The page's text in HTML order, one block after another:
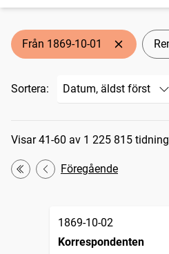
Från 1869-10-01
Sortera:
Sökresultat
Visar 41-60 av 1 225 815
Första
Föregående
1869-10-02
Korrespondenten